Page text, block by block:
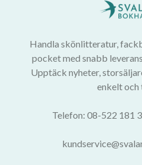
Handla skönlitteratur,
pocket med snabb
Upptäck nyheter,
enkelt och
Telefon: 08-522 181